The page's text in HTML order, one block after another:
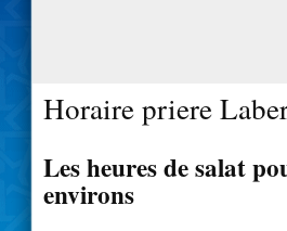
Horaire priere
Les heures de salat
environs